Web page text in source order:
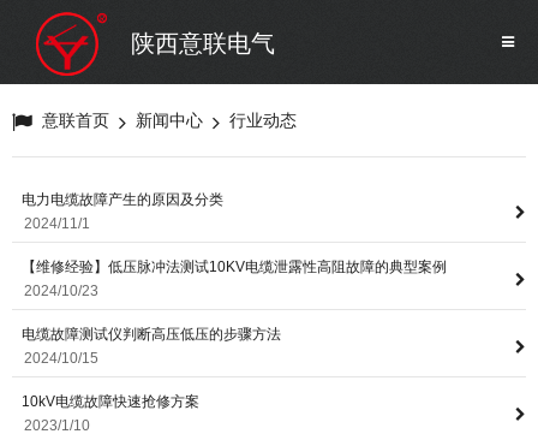
继电保护/互感器试验设备
陕西意联电气
意联首页 新闻中心 行业动态
电力电缆故障产生的原因及分类
2024/11/1
【维修经验】低压脉冲法测试10KV电缆泄露性高阻故障的典型案例
2024/10/23
电缆故障测试仪判断高压低压的步骤方法
2024/10/15
10kV电缆故障快速抢修方案
2023/1/10